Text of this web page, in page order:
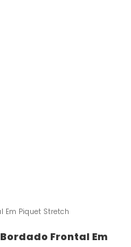
Em Piquet Stretch
Frontal Em